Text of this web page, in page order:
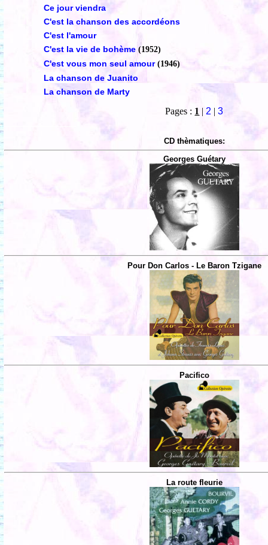
Ce jour viendra
C'est la chanson des accordéons
C'est l'amour
C'est la vie de bohème (1952)
C'est vous mon seul amour (1946)
La chanson de Juanito
La chanson de Marty
Pages : 1 | 2 |3
CD thèmatiques:
Georges Guétary
Pour Don Carlos - Le Baron Tzigane
Pacifico
La route fleurie